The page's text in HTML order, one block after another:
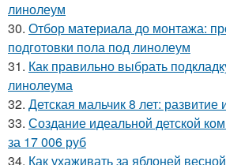
линолеум
30. Отбор материала до монтажа:
подготовки пола под линолеум
31. Как правильно выбрать
линолеума
32. Детская мальчик 8 лет: развитие
33. Создание идеальной детской
за 17 006 руб
34. Как ухаживать за яблоней